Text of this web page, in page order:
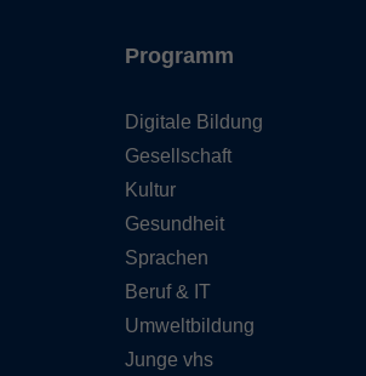
Programm
Digitale Bildung
Gesellschaft
Kultur
Gesundheit
Sprachen
Beruf & IT
Umweltbildung
Junge vhs